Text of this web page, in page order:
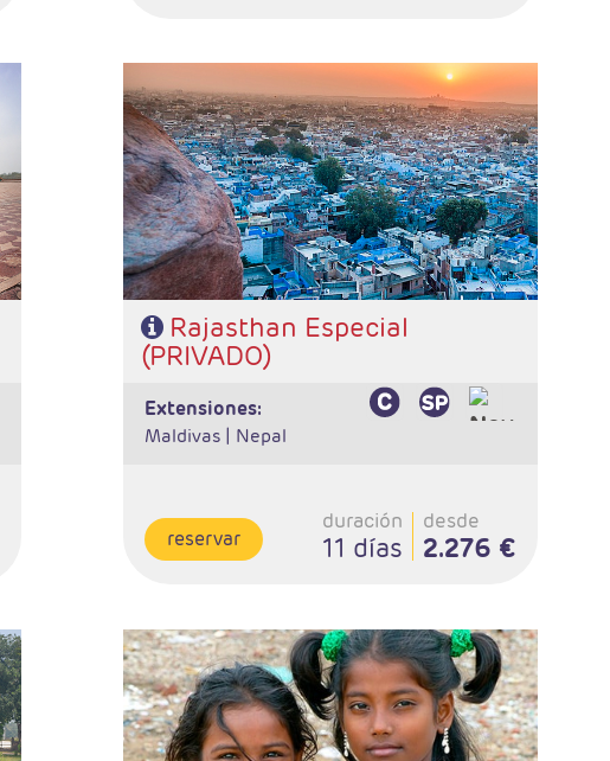
- Salidas: Diarias en privado
- Ruta: 1 noche en Delhi, 2 noches en Udaipur, 1 noche
en Jodhpur, 2 noches en Jaipur, 2 noches en Agra y 1
noche Delhi
- Categoría hotelera: Estándar, Primera y Superior
- Régimen: Media Pensión (9 desayunos y 8 cenas)
Rajasthan Especial
(PRIVADO)
extensiones:
Maldivas | Nepal
reservar
duración
11 días
desde
2.276 €
- Salidas: Sábados
- Ruta: 1 noche Chennai, 1 Mahabalipuram, 1
Kumbakonam, 2 Madurai, 1 Periyar y 2 Cochin
- Categoría hotelera: Primera y Superior
- Régimen: 8 desayunos y 7 cenas
- A destacar: Se necesita visado.